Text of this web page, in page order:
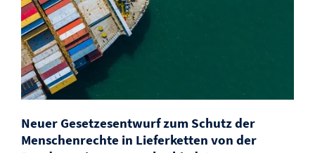
Neuer Gesetzesentwurf zum Schutz der
Menschenrechte in Lieferketten von der